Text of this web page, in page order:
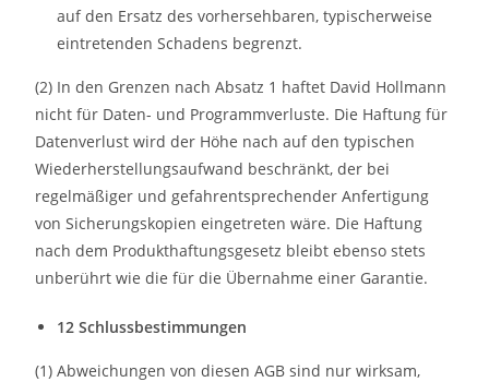
auf den Ersatz des vorhersehbaren, typischerweise
eintretenden Schadens begrenzt.
(2) In den Grenzen nach Absatz 1 haftet David Hollmann
nicht für Daten- und Programmverluste. Die Haftung für
Datenverlust wird der Höhe nach auf den typischen
Wiederherstellungsaufwand beschränkt, der bei
regelmäßiger und gefahrentsprechender Anfertigung
von Sicherungskopien eingetreten wäre. Die Haftung
nach dem Produkthaftungsgesetz bleibt ebenso stets
unberührt wie die für die Übernahme einer Garantie.
12 Schlussbestimmungen
(1) Abweichungen von diesen AGB sind nur wirksam,